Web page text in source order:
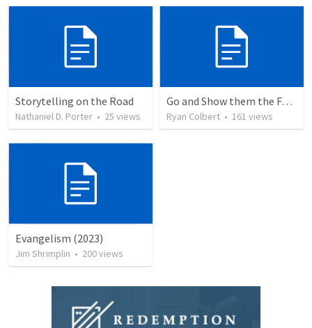
Storytelling on the Road
Nathaniel D. Porter • 25 views
Go and Show them the Father
Ryan Colbert • 161 views
Evangelism (2023)
Jim Shrimplin • 200views